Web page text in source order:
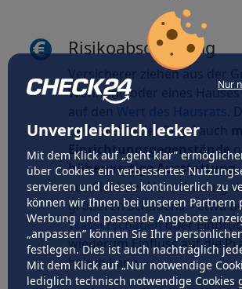
Nur
Unvergleichlich lecker
Mit dem Klick auf „geht klar”
über Cookies ein verbessertes
servieren und dieses kontinuierlich zu
können wir Ihnen bei unseren Partnern
Werbung und passende Angebote
„anpassen” können Sie Ihre
festlegen. Dies ist auch nachträglich
Mit dem Klick auf „Nur notwendige
lediglich technisch notwendige Cookies
Risikoabschätzung
Versicherer ziehen aus der
Wohnung oder eines
Wert des Hausrats
bedeutet in der Regel auch
Einrichtungsgegenstände
höherwertige Ausstattung.
aus Sicht der Versicherung
größeren Schadens – etwa
Wasserschädenoder
wiederum Einfluss auf die
haben kann.